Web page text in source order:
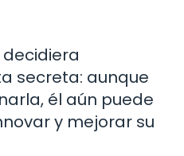
decidiera
secreta: aunque
él aún puede
y mejorar su